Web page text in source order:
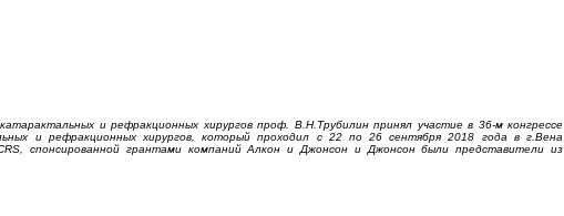
и рефракционных хирургов проф. В.Н.Трубилин принял участие в 36-м конгрессе
и рефракционных хирургов, который проходил с 22 по 26 сентября 2018 года в г.Вена
спонсированной грантами компаний Алкон и Джонсон и Джонсон были представители из